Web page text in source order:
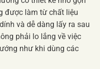
được làm từ chất liệu
và dễ dàng lấy ra sau
phải lo lắng về việc
như khi dùng các